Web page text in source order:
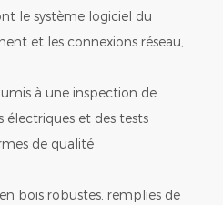
le système logiciel du
et les connexions réseau,
à une inspection de
électriques et des tests
de qualité
bois robustes, remplies de